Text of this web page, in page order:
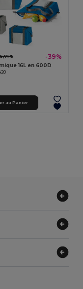
€ -39%
16L en 600D
au Panier